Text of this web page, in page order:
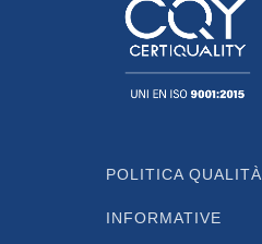
POLITICA QUALITÀ
INFORMATIVE